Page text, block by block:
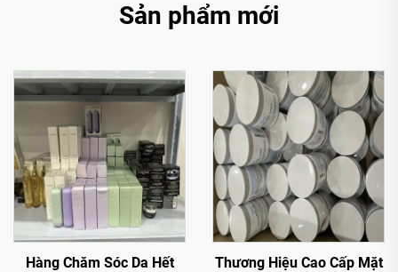
Sản phẩm mới
Hàng Chăm Sóc Da Hết
Thương Hiệu Cao Cấp Mặt